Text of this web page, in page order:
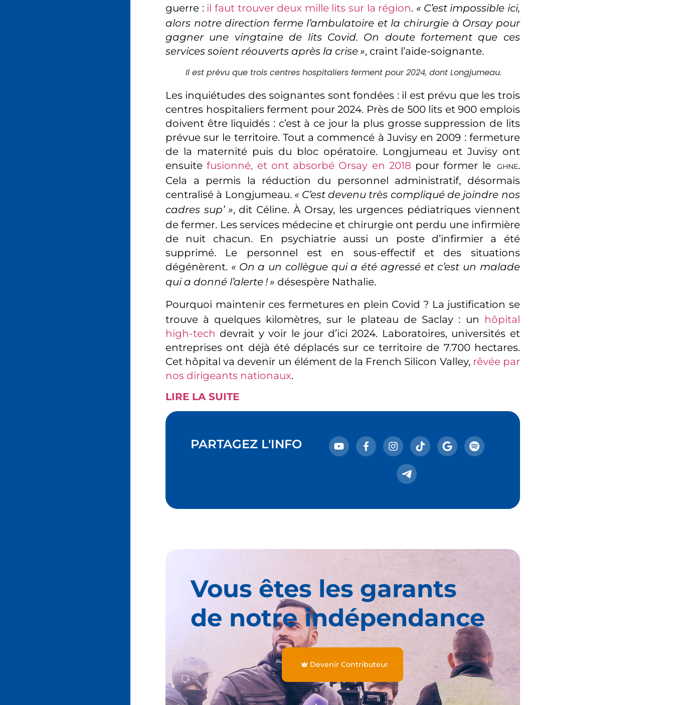
guerre : il faut trouver deux mille lits sur la région. « C’est impossible ici,
alors notre direction ferme l’ambulatoire et la chirurgie à Orsay pour
gagner une vingtaine de lits Covid. On doute fortement que ces
services soient réouverts après la crise», craint l’aide-soignante.
Il est prévu que trois centres hospitaliers ferment pour 2024, dont Longjumeau.
Les inquiétudes des soignantes sont fondées : il est prévu que les trois
centres hospitaliers ferment pour 2024. Près de 500 lits et 900 emplois
doivent être liquidés : c’est à ce jour la plus grosse suppression de lits
prévue sur le territoire. Tout a commencé à Juvisy en 2009 : fermeture
de la maternité puis du bloc opératoire. Longjumeau et Juvisy ont
ensuitefusionné, et ont absorbé Orsay en 2018 pour former le GHNE.
Cela a permis la réduction du personnel administratif, désormais
centralisé à Longjumeau. « C’est devenu très compliqué de joindre nos
cadres sup’ », dit Céline. À Orsay, les urgences pédiatriques viennent
de fermer. Les services médecine et chirurgie ont perdu une infirmière
de nuit chacun. En psychiatrie aussi un poste d’infirmier a été
supprimé. Le personnel est en sous-effectif et des situations
dégénèrent. « On a un collègue qui a été agressé et c’est un malade
qui a donné l’alerte!» désespère Nathalie.
Pourquoi maintenir ces fermetures en plein Covid ? La justification se
trouve à quelques kilomètres, sur le plateau de Saclay : un hôpital
high-tech devrait y voir le jour d’ici 2024. Laboratoires, universités et
entreprises ont déjà été déplacés sur ce territoire de 7.700 hectares.
Cet hôpital va devenir un élément de la French Silicon Valley, rêvée par
nos dirigeants nationaux.
LIRE LA SUITE
PARTAGEZ L'INFO
Vous êtes les garants
de notre indépendance
Devenir Contributeur